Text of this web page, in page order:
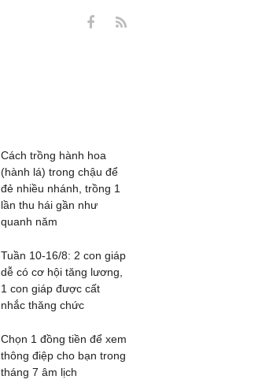
Cách trồng hành hoa
(hành lá) trong chậu để
đẻ nhiều nhánh, trồng 1
lần thu hái gần như
quanh năm
Tuần 10-16/8: 2 con giáp
dễ có cơ hội tăng lương,
1 con giáp được cất
nhắc thăng chức
Chọn 1 đồng tiền để xem
thông điệp cho bạn trong
tháng 7 âm lịch